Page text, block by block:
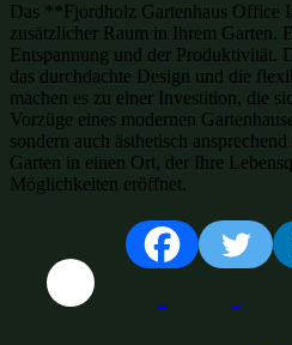
Das **Fjordholz Gartenhaus Office
zusätzlicher Raum in Ihrem Garten.
Entspannung und der Produktivität.
das durchdachte Design und die
machen es zu einer Investition, die
Vorzüge eines modernen
sondern auch ästhetisch
Garten in einen Ort, der Ihre
Möglichkeiten eröffnet.